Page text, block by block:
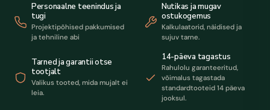
Personaalne teenindus ja
tugi
Projektipõhised pakkumised
ja tehniline abi
Nutikas ja mugav
ostukogemus
Kalkulaatorid, näidised ja
sujuv tarne.
Tarned ja garantii otse
tootjalt
Valikus tooted, mida mujalt ei
leia.
14-päeva tagastus
Rahulolu garanteeritud,
võimalus tagastada
standardtooteid 14 päeva
jooksul.